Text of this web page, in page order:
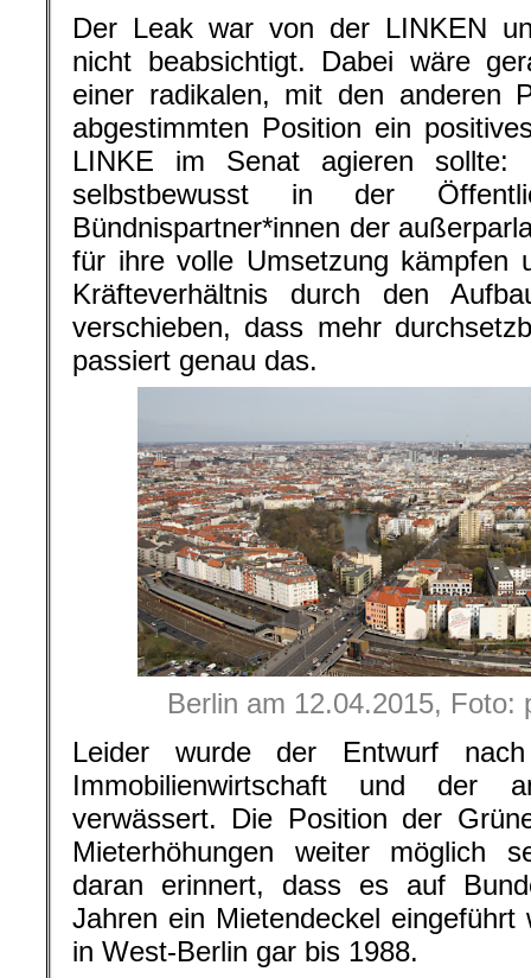
Der Leak war von der LINKEN
nicht beabsichtigt. Dabei wäre
einer radikalen, mit den anderen
abgestimmten Position ein
LINKE im Senat agieren sollte:
selbstbewusst in der
Bündnispartner*innen der
für ihre volle Umsetzung kämpfen
Kräfteverhältnis durch den
verschieben, dass mehr
passiert genau das.
Berlin am 12.04.2015, Foto:
Leider wurde der Entwurf
Immobilienwirtschaft und der
verwässert. Die Position der
Mieterhöhungen weiter möglich
daran erinnert, dass es auf
Jahren ein Mietendeckel
in West-Berlin gar bis 1988.